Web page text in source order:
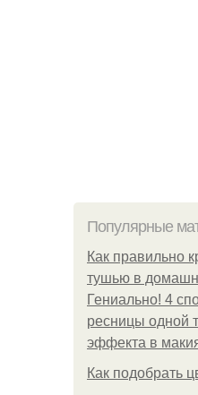
Популярные
Как правильно
тушью в
Гениально! 4
ресницы одной
эффекта в
Как подобрать